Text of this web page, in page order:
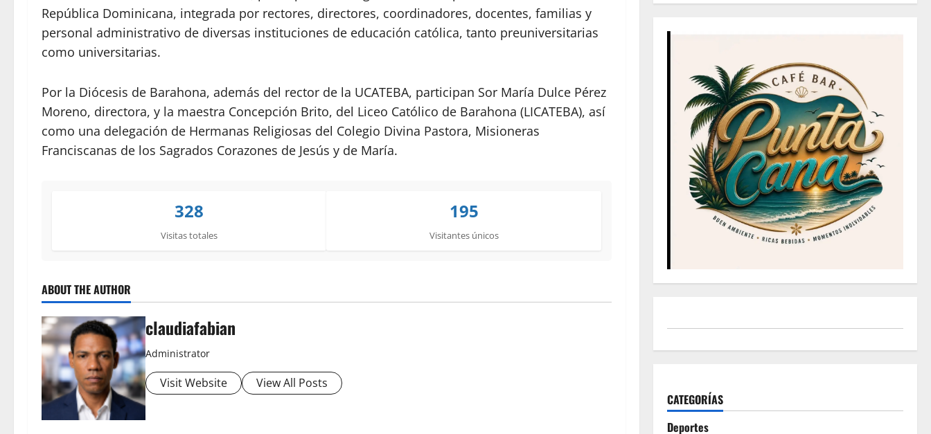
República Dominicana, integrada por rectores, directores, coordinadores, docentes, familias y
personal administrativo de diversas instituciones de educación católica, tanto preuniversitarias
como universitarias.
Por la Diócesis de Barahona, además del rector de la UCATEBA, participan Sor María Dulce Pérez
Moreno, directora, y la maestra Concepción Brito, del Liceo Católico de Barahona (LICATEBA), así
como una delegación de Hermanas Religiosas del Colegio Divina Pastora, Misioneras
Franciscanas de los Sagrados Corazones de Jesús y de María.
328
Visitas totales
195
Visitantes únicos
ABOUT THE AUTHOR
claudiafabian
Administrator
Visit Website View All Posts
CATEGORÍAS
Deportes